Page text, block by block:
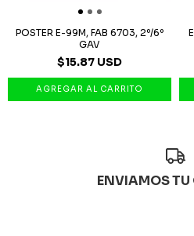
POSTER E-99M, FAB 6703, 2º/6º
GAV
$15.87 USD
ENVIAMOS